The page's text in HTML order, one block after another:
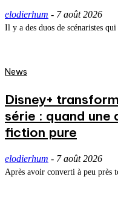
elodierhum - 7 août 2026
Il y a des duos de scénaristes
News
Disney+
série : quand
fiction pure
elodierhum - 7 août 2026
Après avoir converti à peu près